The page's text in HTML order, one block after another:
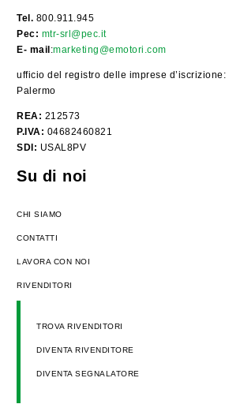
Tel. 800.911.945
Pec: mtr-srl@pec.it
E- mail :marketing@emotori.com
ufficio del registro delle imprese
Palermo
REA: 212573
P.IVA: 04682460821
SDI: USAL8PV
Su di noi
CHI SIAMO
CONTATTI
LAVORA CON NOI
RIVENDITORI
TROVA RIVENDITORI
DIVENTA RIVENDITORE
DIVENTA SEGNALATORE